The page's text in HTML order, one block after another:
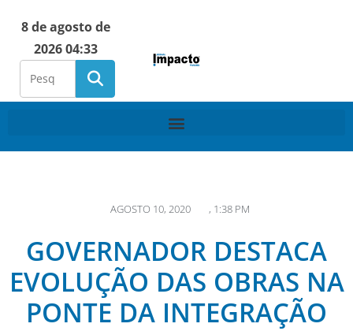
8 de agosto de
2026 04:33
AGOSTO 10, 2020 , 1:38 PM
GOVERNADOR DESTACA
EVOLUÇÃO DAS OBRAS NA
PONTE DA INTEGRAÇÃO